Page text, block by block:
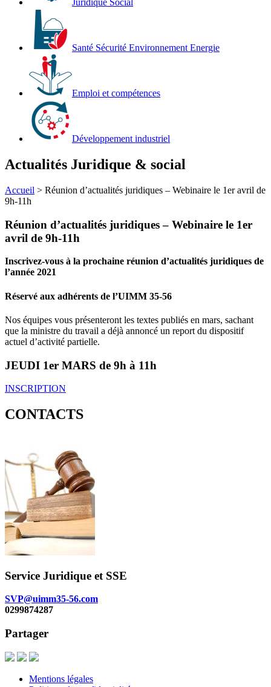
Juridique Social
Santé Sécurité Environnement Energie
Emploi et compétences
Développement industriel
Actualités Juridique & social
Accueil > Réunion d’actualités juridiques – Webinaire le 1er avril de
9h-11h
Réunion d’actualités juridiques – Webinaire le 1er
avril de 9h-11h
Inscrivez-vous à la prochaine réunion d’actualités juridiques de
l’année 2021
Réservé aux adhérents de l’UIMM 35-56
Nos équipes vous présenteront les textes publiés en mars, sachant
que la ministre du travail a déjà annoncé un report du dispositif
actuel d’activité partielle.
JEUDI 1er MARS de 9h à 11h
INSCRIPTION
CONTACTS
Service Juridique et SSE
SVP@uimm35-56.com
0299874287
Partager
Mentions légales